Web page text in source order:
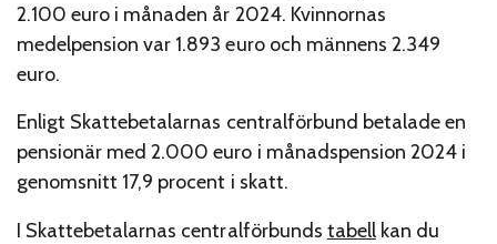
2.100 euro i månaden år 2024. Kvinnornas
medelpension var 1.893 euro och männens 2.349
euro.
Enligt Skattebetalarnas centralförbund betalade en
pensionär med 2.000 euro i månadspension 2024 i
genomsnitt 17,9 procent i skatt.
I Skattebetalarnas centralförbunds tabellkan du